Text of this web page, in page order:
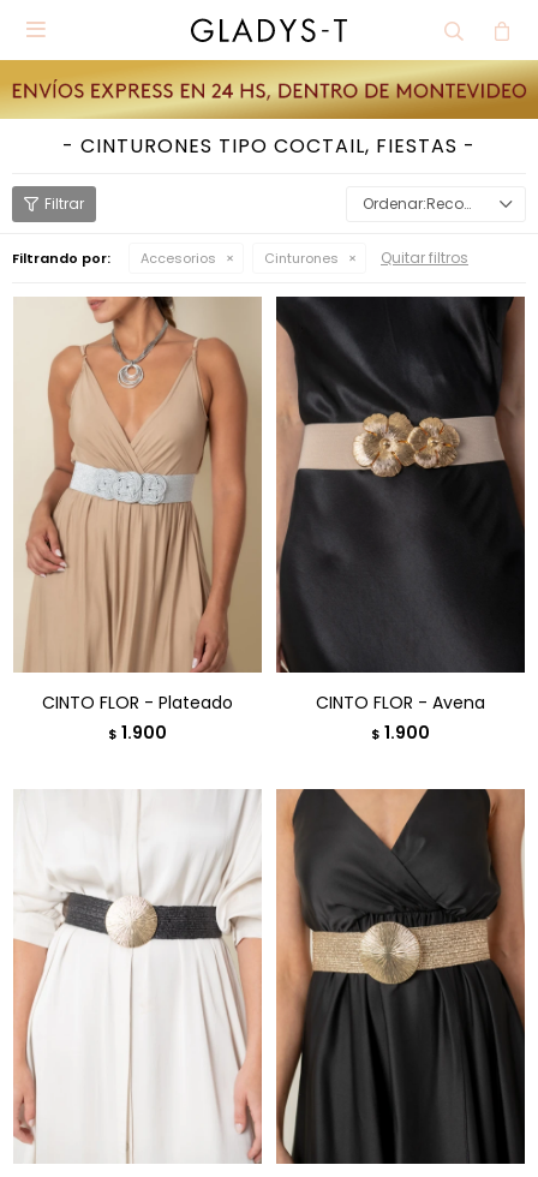

CINTURONES TIPO COCTAIL, FIESTAS
Recomendados
Filtrando por: Accesorios Cinturones Quitar filtros
CINTO FLOR - Plateado
$ 1.900
CINTO FLOR - Avena
$ 1.900